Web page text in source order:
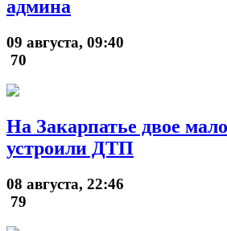
админа
09 августа, 09:40
70
На Закарпатье двое
устроили ДТП
08 августа, 22:46
79